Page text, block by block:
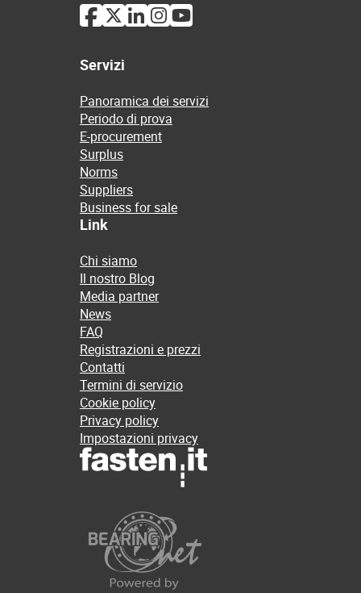
Servizi
Panoramica dei servizi
Periodo di prova
E-procurement
Surplus
Norms
Suppliers
Business for sale
Link
Chi siamo
Il nostro Blog
Media partner
News
FAQ
Registrazioni e prezzi
Contatti
Termini di servizio
Cookie policy
Privacy policy
Impostazioni privacy